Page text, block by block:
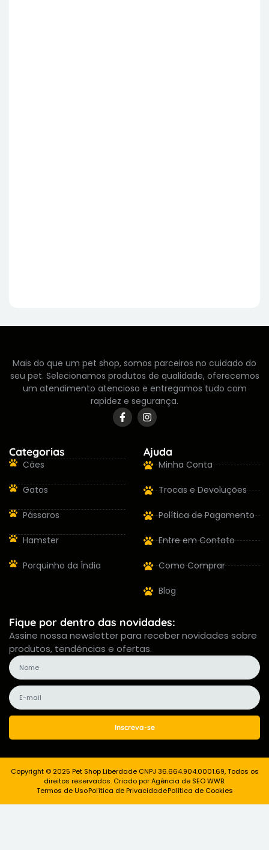
Mais do que um pet shop, somos parceiros no cuidado do
seu pet. Selecionamos produtos de qualidade, oferecemos
um atendimento atencioso e entregamos tudo com
rapidez e segurança.
Categorias
Cães
Gatos
Pássaros
Hamster
Porquinho da Índia
Ajuda
Minha Conta
Trocas e Devoluções
Política de Pagamento
Entre em Contato
Como Comprar
Blog
Fique por dentro das novidades:
Assine nossa newsletter para receber novidades sobre
produtos, tendências e ofertas.
Inscreva-se
Copyright © 2025 Pet Shop Liberdade CNPJ 36.664.904.0001.69, Todos os
direitos reservados. Criado por Agência de SEO WWB.
Termos de UsoPolítica de PrivacidadePolítica de Cookies